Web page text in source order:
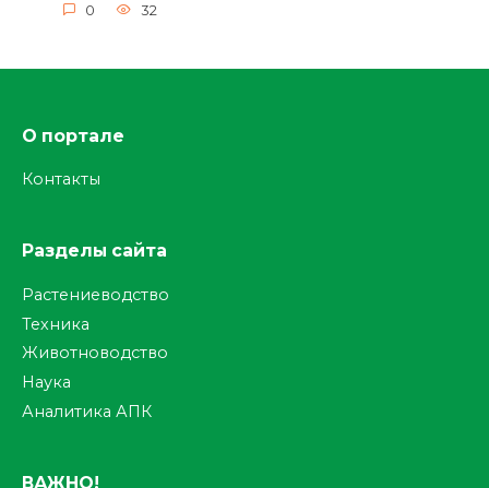
0 32
О портале
Контакты
Разделы сайта
Растениеводство
Техника
Животноводство
Наука
Аналитика АПК
ВАЖНО!